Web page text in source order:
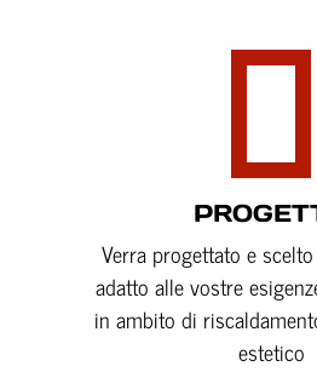
Verra progettato e
adatto alle vostre
in ambito di
estetico